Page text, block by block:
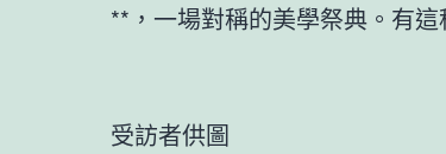
**，一場對稱的美學祭典。有
受訪者供圖